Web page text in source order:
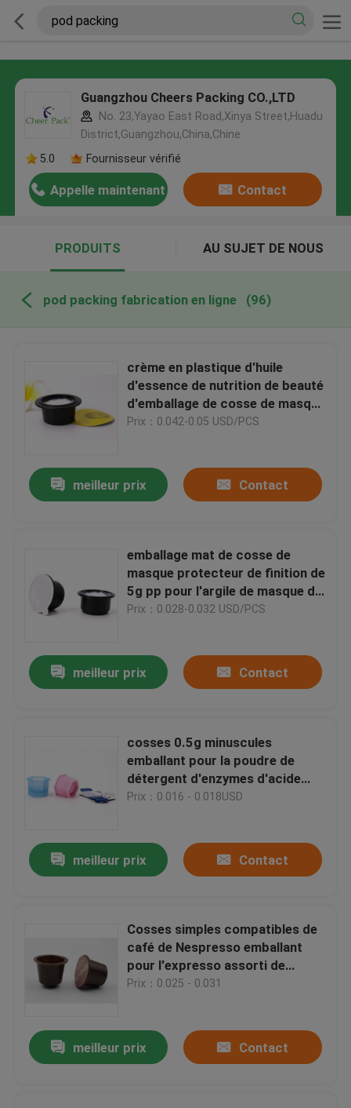
Guangzhou Cheers Packing CO.,LTD
No. 23,Yayao East Road,Xinya Street,Huadu
District,Guangzhou,China,Chine
5.0
Fournisseur vérifié
Appelle maintenant Contact
PRODUITS AU SUJET DE NOUS
pod packing fabrication en ligne (96)
crème en plastique d'huile
d'essence de nutrition de beauté
d'emballage de cosse de masque
protecteur 20g
Prix：0.042-0.05 USD/PCS
meilleur prix Contact
emballage mat de cosse de
masque protecteur de finition de
5g pp pour l'argile de masque de
boue de Matcha de thé vert
Prix：0.028-0.032 USD/PCS
meilleur prix Contact
cosses 0.5g minuscules
emballant pour la poudre de
détergent d'enzymes d'acide
aminé de soin de lavage de
Prix：0.016 - 0.018USD
meilleur prix Contact
Cosses simples compatibles de
café de Nespresso emballant
pour l'expresso assorti de
Lavica
Prix：0.025 - 0.031
meilleur prix Contact